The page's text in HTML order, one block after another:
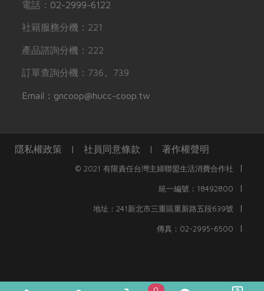
電話： 02-2999-6122
社籍服務分機：221
產品諮詢分機：222
訂單查詢分機：736、739
Email：gncoop@hucc-coop.tw
隱私權政策 | 社員同意條款 | 著作權聲明
© 2021 有限責任台灣主婦聯盟生活消費合作社 |
統一編號：18492800 |
地址：241新北市三重區重新路五段639號 |
傳真：02-2995-6500 |